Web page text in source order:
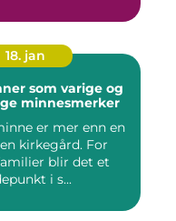
18. jan
som varige og
minnesmerker
er mer enn en
kirkegård. For
blir det et
i s...